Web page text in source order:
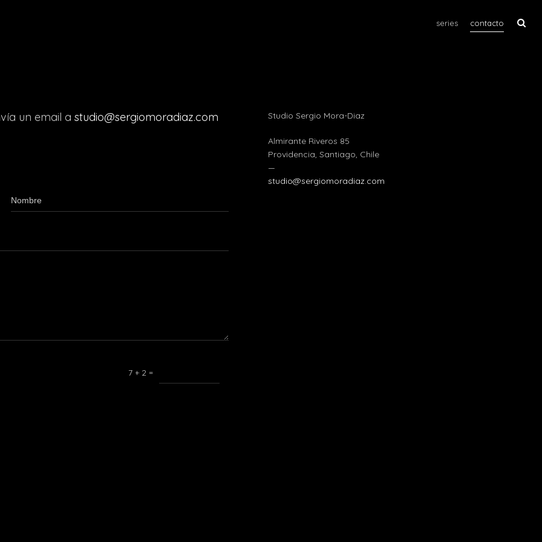
series contacto
un email a studio@sergiomoradiaz.com
7 + 2 =
Studio Sergio Mora-Diaz
Almirante Riveros 85
Providencia, Santiago, Chile
—
studio@sergiomoradiaz.com